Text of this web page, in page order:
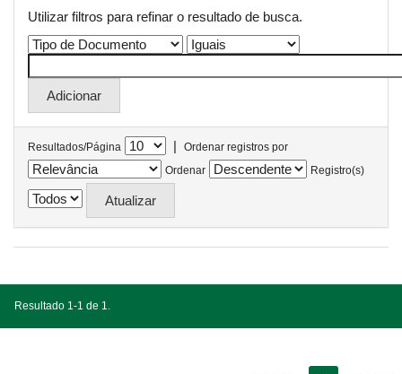
Utilizar filtros para refinar o resultado de busca.
Resultados/Página |
Ordenar registros por
Ordenar
Registro(s)
Resultado 1-1 de 1.